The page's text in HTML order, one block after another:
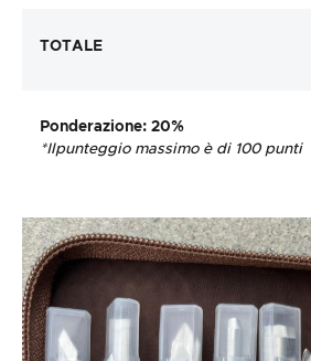
TOTALE
Ponderazione: 20%
*Ilpunteggio massimo è di 100 punti